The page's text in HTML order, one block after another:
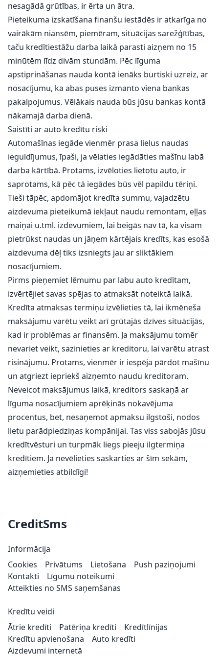
nesagādā grūtības, ir ērta un ātra.
Pieteikuma izskatīšana finanšu iestādēs ir atkarīga no
vairākām niansēm, piemēram, situācijas sarežģītības,
taču kredītiestāžu darba laikā parasti aizņem no 15
minūtēm līdz divām stundām. Pēc līguma
apstiprināšanas nauda kontā ienāks burtiski uzreiz, ar
nosacījumu, ka abas puses izmanto viena bankas
pakalpojumus. Vēlākais nauda būs jūsu bankas kontā
nākamajā darba dienā.
Saistīti ar auto kredītu riski
Automašīnas iegāde vienmēr prasa lielus naudas
ieguldījumus, īpaši, ja vēlaties iegādāties mašīnu labā
darba kārtībā. Protams, izvēloties lietotu auto, ir
saprotams, kā pēc tā iegādes būs vēl papildu tēriņi.
Tieši tāpēc, apdomājot kredīta summu, vajadzētu
aizdevuma pieteikumā iekļaut naudu remontam, eļļas
maiņai u.tml. izdevumiem, lai beigās nav tā, ka visam
pietrūkst naudas un jāņem kārtējais kredīts, kas esošā
aizdevuma dēļ tiks izsniegts jau ar sliktākiem
nosacījumiem.
Pirms pieņemiet lēmumu par labu auto kredītam,
izvērtējiet savas spējas to atmaksāt noteiktā laikā.
Kredīta atmaksas termiņu izvēlieties tā, lai ikmēneša
maksājumu varētu veikt arī grūtajās dzīves situācijās,
kad ir problēmas ar finansēm. Ja maksājumu tomēr
nevariet veikt, sazinieties ar kreditoru, lai varētu atrast
risinājumu. Protams, vienmēr ir iespēja pārdot mašīnu
un atgriezt iepriekš aizņemto naudu kreditoram.
Neveicot maksājumus laikā, kreditors saskaņā ar
līguma nosacījumiem aprēķinās nokavējuma
procentus, bet, nesaņemot apmaksu ilgstoši, nodos
lietu parādpiedziņas kompānijai. Tas viss sabojās jūsu
kredītvēsturi un turpmāk liegs pieeju ilgtermiņa
kredītiem. Ja nevēlieties saskarties ar šīm sekām,
aizņemieties atbildīgi!
CreditSms
Informācija
Cookies
Privātums Lietošana
Push paziņojumi
Kontakti
Līgumu noteikumi
Atteikties no SMS saņemšanas
Kredītu veidi
Ātrie kredīti
Patēriņa kredīti
Kredītlīnijas
Kredītu apvienošana
Auto kredīti
Aizdevumi internetā